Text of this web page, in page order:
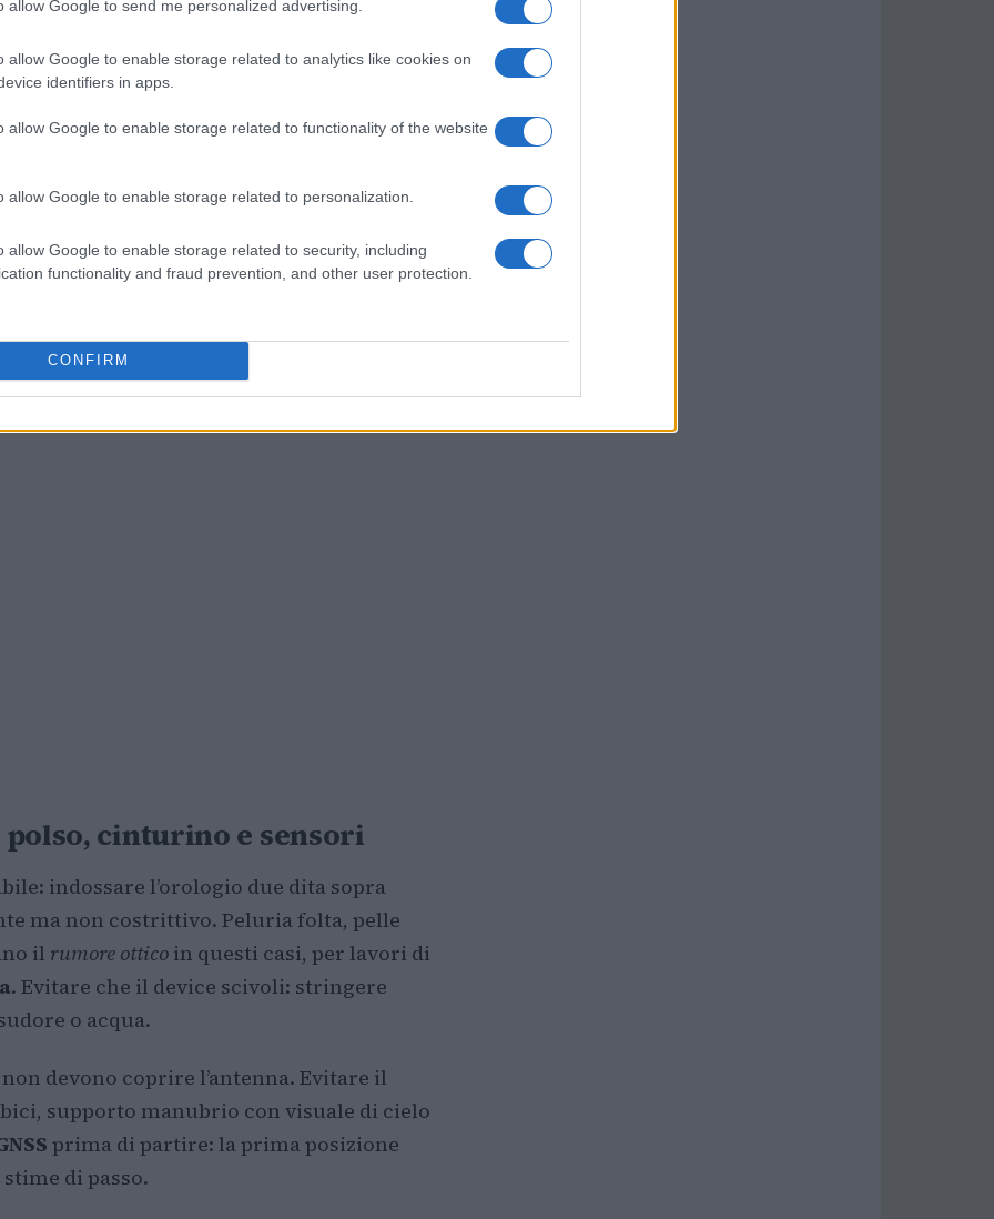
allow Google to send me personalized advertising.
allow Google to enable storage related to analytics like cookies on
identifiers in apps.
allow Google to enable storage related to functionality of the website
allow Google to enable storage related to personalization.
allow Google to enable storage related to security, including
functionality and fraud prevention, and other user protection.
CONFIRM
dicadenzalunghezza del passoecalorie.
alGPSe al
HR suBluetooth/ANT+footpod,
dei test e selezionarli come fonte
durante la calibrazione:
diGNSSdinamiche. Meglio un profilo
massimo e rete
cinturino e sensori
indossare l’orologio due dita sopra
ma non costrittivo. Peluria folta, pelle
il rumore ottico in questi casi, per lavori di
. Evitare che il device scivoli: stringere
o acqua.
devono coprire l’antenna. Evitare il
supporto manubrio con visuale di cielo
prima di partire: la prima posizione
di passo.